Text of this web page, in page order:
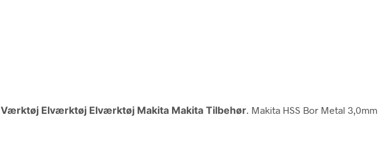
Værktøj Elværktøj Elværktøj Makita Makita Tilbehør . Makita HSS Bor Metal 3,0mm